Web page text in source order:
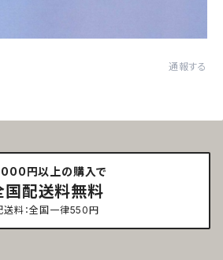
通報する
円以上の購入で
国配送料無料
送料：全国一律550円